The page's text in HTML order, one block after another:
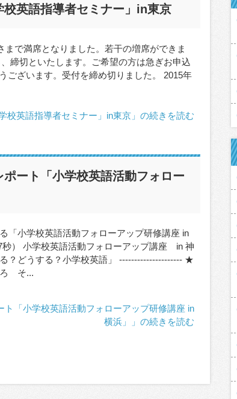
英語指導者セミナー」in東京
で満席となりました。若干の増席ができま
締切といたします。ご希望の方は急ぎお申込
ございます。受付を締め切りました。 2015年
校英語指導者セミナー」in東京」の続きを読む
ート「小学校英語活動フォロー
「小学校英語活動フォローアップ研修講座 in
秒） 小学校英語活動フォローアップ講座 in 神
？どうする？小学校英語」 --------------------- ★
ろ そ...
ト「小学校英語活動フォローアップ研修講座 in
横浜」」の続きを読む